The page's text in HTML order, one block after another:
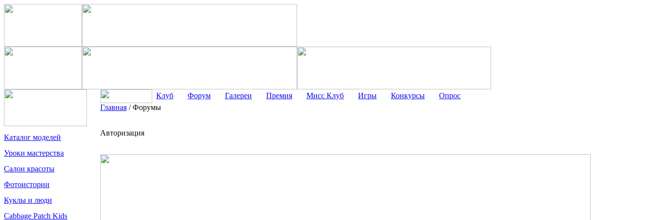
Каталог моделей
Уроки мастерства
Салон красоты
Фотоистории
Куклы и люди
Cabbage Patch Kids
Клуб Форум Галереи Премия Мисс Клуб Игры Конкурсы
Опрос
Главная /Форумы
Авторизация